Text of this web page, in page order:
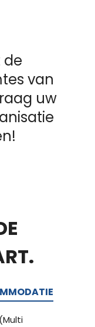
de
van
uw